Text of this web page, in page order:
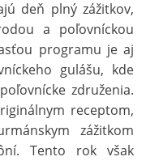
deň plný zážitkov,
a poľovníckou
programu je aj
gulášu, kde
združenia.
receptom,
zážitkom
Tento rok však